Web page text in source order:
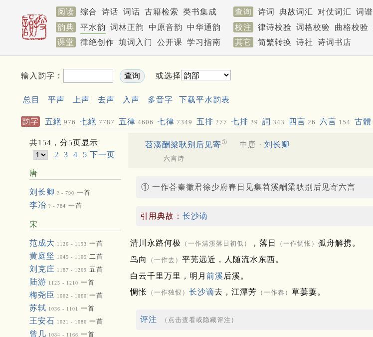
阅读 综合 诗话 词话 古籍检索 类书集成 查询 诗词 典故词汇 对仗词汇 词谱
韵典
平水韵 词林正韵 中原音韵 中华通韵 校注 律诗校验 词格校验 曲格校验
课堂
律绝创作 填词入门 公开课 学习指南 其它 简繁转换 诗社 诗词书店
输入韵字： 或选择
总目 平声 上声 去声 入声 多音字 下载平水韵表
韵字 五絶 976 七絶 7787 五律 4606 七律 7349 五排 277 七排 29 詞 343 四言 26 六言 154 古體
共154，分5页显示
2
3 4 5 下一页
唐
刘长卿 ? - 790 一首
李冶 ? - 784 一首
宋
范成大 1126 - 1193 一首
黄庭坚 1045 - 1105 二首
刘克庄 1187 - 1269 五首
陆游 1125 - 1210 一首
梅尧臣 1002 - 1060 一首
苏轼 1036 - 1101 一首
王安石 1021 - 1086 一首
曾几 1084 - 1166 一首
苕溪酬梁耿别后见寄① 中唐 · 刘长卿
六言诗
① 一作荅秦徵君徐少府春日见集苕溪酬梁耿别后见寄六言
引用典故： 长沙谪
清川永路何极 （一作清溪落日初低） ，落日 （一作惆怅） 孤舟解携。
鸟向
（一作去） 平芜远近，人随流水东西。
白云千里万里，明月 前溪 后溪。
惆怅
（一作独恨） 长沙谪去，江潭芳 （一作春） 草萋萋。
评注 （点击查看或隐藏评注）